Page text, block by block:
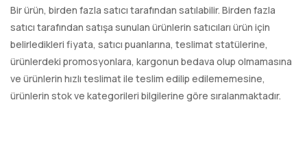
Bir ürün, birden fazla satıcı tarafından satılabilir. Birden fazla
satıcı tarafından satışa sunulan ürünlerin satıcıları ürün için
belirledikleri fiyata, satıcı puanlarına, teslimat statülerine,
ürünlerdeki promosyonlara, kargonun bedava olup olmamasına
ve ürünlerin hızlı teslimat ile teslim edilip edilememesine,
ürünlerin stok ve kategorileri bilgilerine göre sıralanmaktadır.